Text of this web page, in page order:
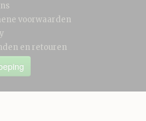
voorwaarden
en retouren